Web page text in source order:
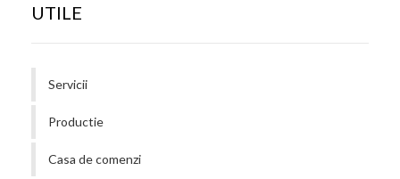
UTILE
Servicii
Productie
Casa de comenzi